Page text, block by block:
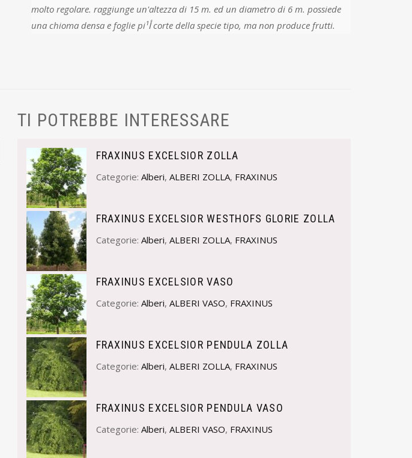
molto regolare. raggiunge un'altezza di 15 m. ed un diametro di 6 m. possiede
una chioma densa e foglie piأ¹ corte della specie tipo, ma non produce frutti.
TI POTREBBE INTERESSARE
FRAXINUS EXCELSIOR ZOLLA
Categorie: Alberi, ALBERI ZOLLA, FRAXINUS
FRAXINUS EXCELSIOR WESTHOFS GLORIE ZOLLA
Categorie: Alberi, ALBERI ZOLLA, FRAXINUS
FRAXINUS EXCELSIOR VASO
Categorie: Alberi, ALBERI VASO, FRAXINUS
FRAXINUS EXCELSIOR PENDULA ZOLLA
Categorie: Alberi, ALBERI ZOLLA, FRAXINUS
FRAXINUS EXCELSIOR PENDULA VASO
Categorie: Alberi, ALBERI VASO, FRAXINUS